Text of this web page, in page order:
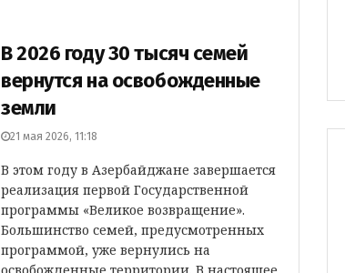
В 2026 году 30 тысяч семей
вернутся на освобожденные
земли
21 мая 2026, 11:18
В этом году в Азербайджане завершается
реализация первой Государственной
программы «Великое возвращение».
Большинство семей, предусмотренных
программой, уже вернулись на